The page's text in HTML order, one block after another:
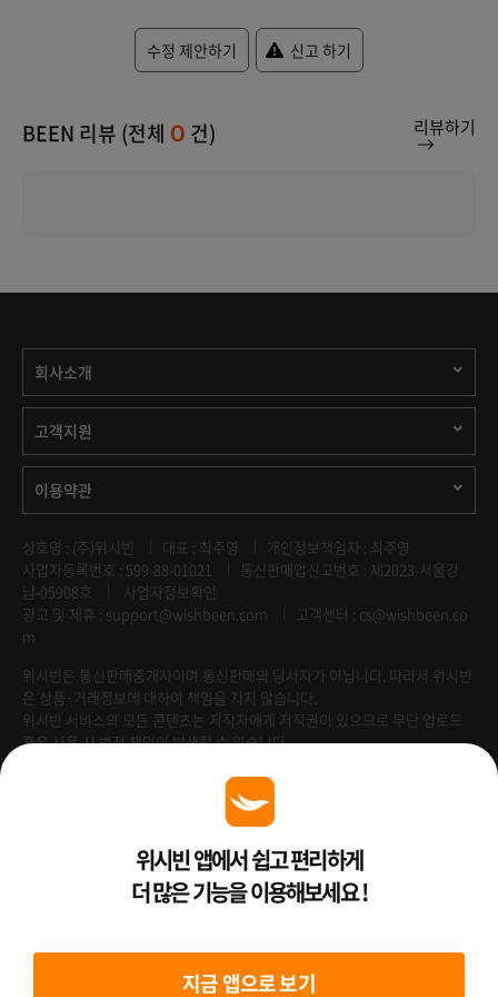
수정 제안하기 신고 하기
BEEN 리뷰 (전체 0 건) 리뷰하기
회사소개
고객지원
이용약관
상호명 : (주)위시빈 대표 : 최주영
개인정보책임자 : 최주영
사업자등록번호 : 599-88-01021
통신판매업신고번호 : 제2023-서울강
남-05908호
사업자정보확인
광고 및 제휴 : support@wishbeen.com
고객센터 : cs@wishbeen.co
m
위시빈은 통신판매중개자이며 통신판매의 당사자가 아닙니다. 따라서 위시빈
은 상품·거래정보에 대하여 책임을 지지 않습니다.
위시빈 서비스의 모든 콘텐츠는 저작자에게 저작권이 있으므로 무단 업로드
혹은 사용 시 법적 책임이 발생할 수 있습니다.
Venture Enterprise위시빈 앱에서 쉽고 편리하게
더 많은 기능을 이용해보세요 !
지금 앱으로 보기